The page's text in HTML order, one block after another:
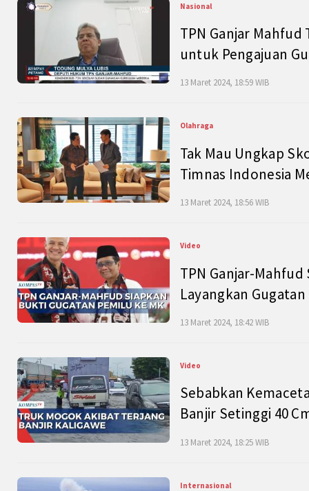
Nasional
TPN Ganjar
untuk Pengajuan
13 Maret 2024, 18:59 WIB
Olahraga
Tak Mau Ungkap
Timnas Indonesia
13 Maret 2024, 18:56 WIB
Video
TPN Ganjar-
Layangkan
13 Maret 2024, 18:42 WIB
Video
Sebabkan
Banjir Setinggi 40
13 Maret 2024, 18:25 WIB
Internasional